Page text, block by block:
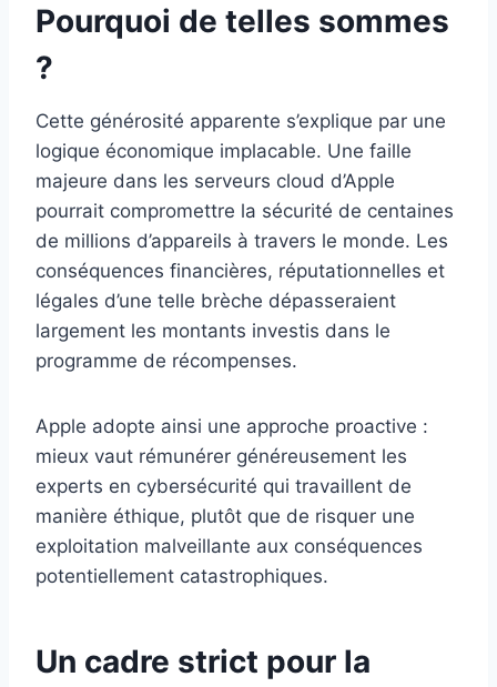
Pourquoi de telles sommes
?
Cette générosité apparente s’explique par une
logique économique implacable. Une faille
majeure dans les serveurs cloud d’Apple
pourrait compromettre la sécurité de centaines
de millions d’appareils à travers le monde. Les
conséquences financières, réputationnelles et
légales d’une telle brèche dépasseraient
largement les montants investis dans le
programme de récompenses.
Apple adopte ainsi une approche proactive :
mieux vaut rémunérer généreusement les
experts en cybersécurité qui travaillent de
manière éthique, plutôt que de risquer une
exploitation malveillante aux conséquences
potentiellement catastrophiques.
Un cadre strict pour la